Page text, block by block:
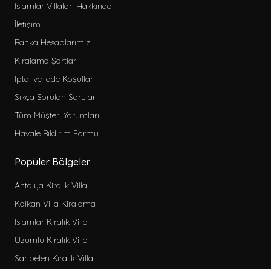
İslamlar Villaları Hakkında
İletişim
Banka Hesaplarımız
Kiralama Şartları
İptal ve İade Koşulları
Sıkça Sorulan Sorular
Tüm Müşteri Yorumları
Havale Bildirim Formu
Popüler Bölgeler
Antalya Kiralık Villa
Kalkan Villa Kiralama
İslamlar Kiralık Villa
Üzümlü Kiralık Villa
Sarıbelen Kiralık Villa